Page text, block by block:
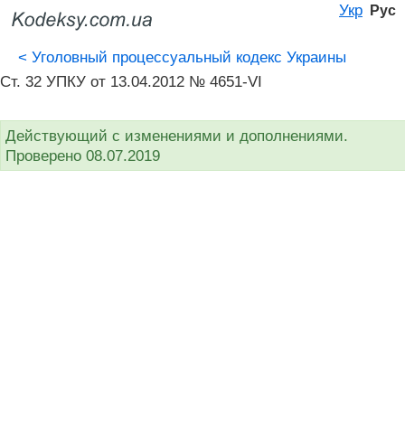
Укр Рус
< Уголовный процессуальный кодекс Украины
Ст. 32 УПКУ от 13.04.2012 № 4651-VI
Действующий с изменениями и дополнениями.
Проверено 08.07.2019